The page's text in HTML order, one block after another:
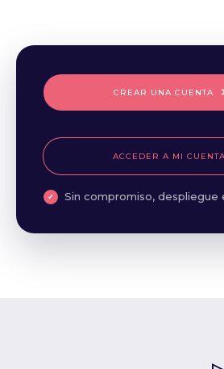
CREAR UNA CUENTA
ACCEDER A MI CUENTA
Sin compromiso, despliegue